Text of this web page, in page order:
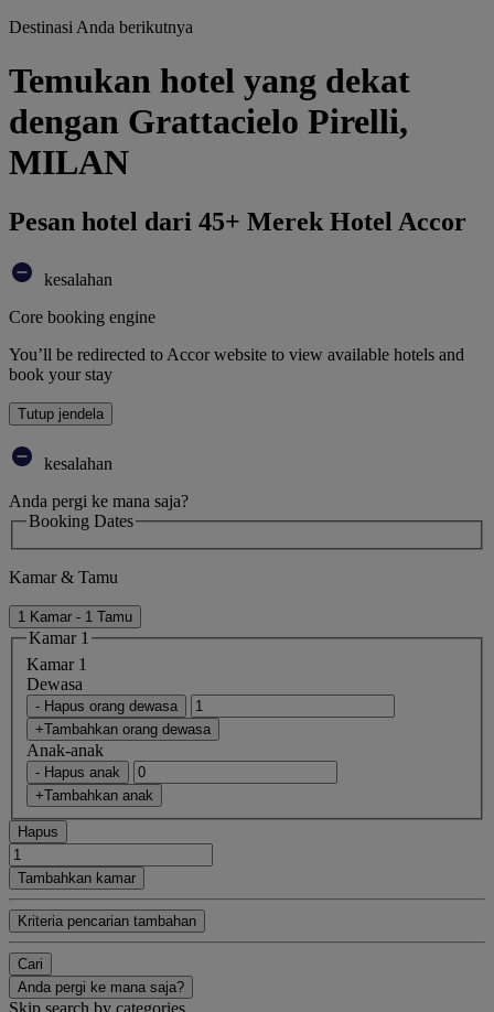
Destinasi Anda berikutnya
Temukan hotel yang dekat
dengan Grattacielo Pirelli,
MILAN
Pesan hotel dari 45+ Merek Hotel Accor
kesalahan
Core booking engine
You’ll be redirected to Accor website to view available hotels and
book your stay
Tutup jendela
kesalahan
Anda pergi ke mana saja?
Booking Dates
Kamar & Tamu
1 Kamar - 1 Tamu
Kamar 1
Kamar 1
Dewasa
- Hapus orang dewasa
+Tambahkan orang dewasa
Anak-anak
- Hapus anak
+Tambahkan anak
Hapus
Tambahkan kamar
Kriteria pencarian tambahan
Cari
Anda pergi ke mana saja?
Skip search by categories